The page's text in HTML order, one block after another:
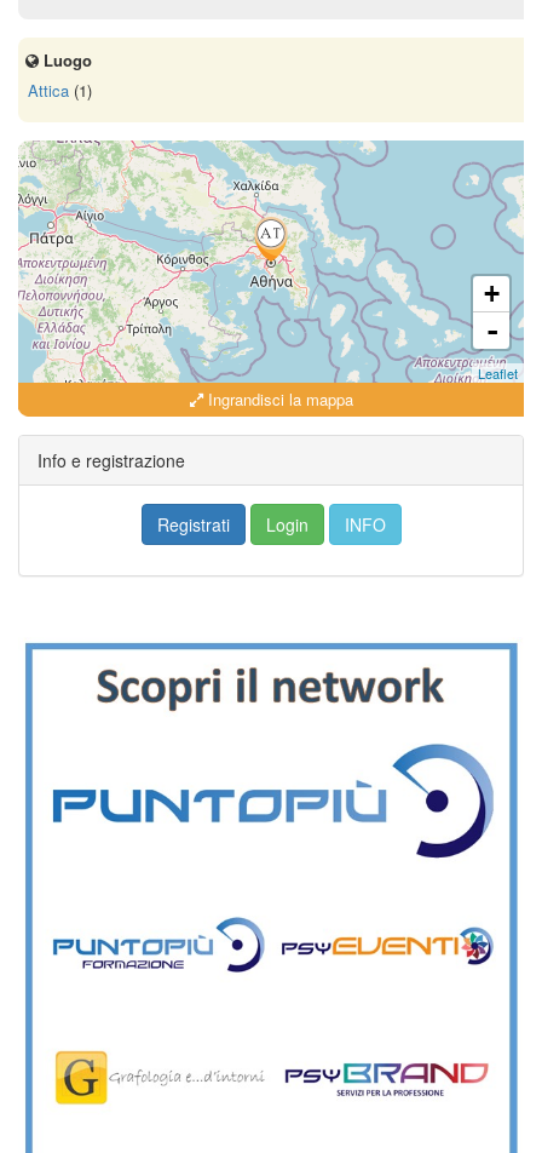
Luogo
Attica (1)
+
-
Leaflet
Ingrandisci la mappa
Info e registrazione
Registrati Login INFO